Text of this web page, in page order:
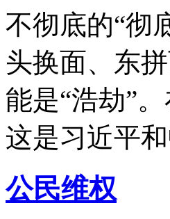
不彻底的“彻
头换面、东
能是“浩劫”
这是习近平
公民维权